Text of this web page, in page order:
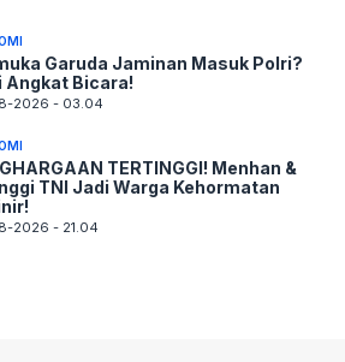
Garuda Jaminan Masuk Polri?
Angkat Bicara!
2026 - 03.04
TERTINGGI! Menhan &
TNI Jadi Warga Kehormatan
2026 - 21.04